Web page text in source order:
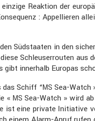
Reaktion der
: Appel­lieren
Südstaaten in den
Schleu­ser­routen aus
inner­halb Europas
das Schiff “MS Sea-Watch
« MS Sea-Watch » wird
ist eine private Initia­tive